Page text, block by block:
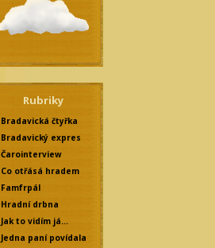
Rubriky
Bradavická čtyřka
Bradavický expres
Čarointerview
Co otřásá hradem
Famfrpál
Hradní drbna
Jak to vidím já…
Jedna paní povídala